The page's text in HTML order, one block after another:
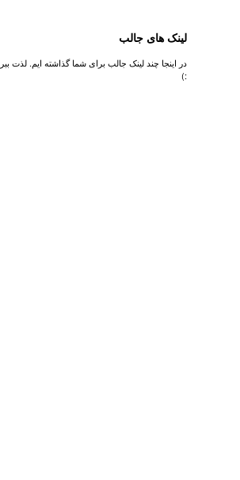
لینک های جالب
در اینجا چند لینک جالب برای شما گذاشته ایم. لذت
:)